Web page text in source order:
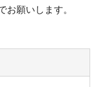
お願いします。